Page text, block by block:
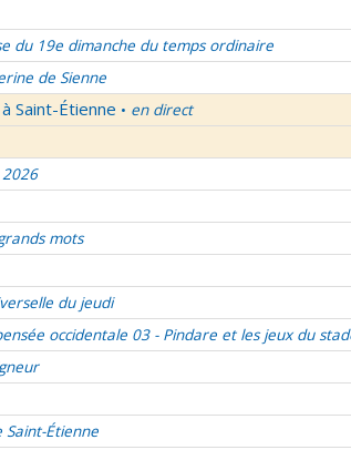
du 19e dimanche du temps ordinaire
de Sienne
Saint-Étienne • en direct
mots
du jeudi
occidentale 03 - Pindare et les jeux du
Saint-Étienne